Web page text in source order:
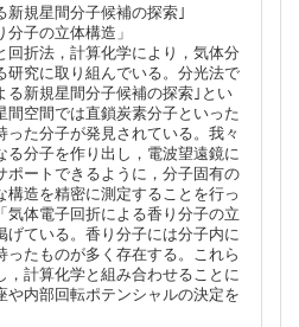
新規星間分子候補の探索｣
分子の立体構造」
回折法，計算化学により，気体分
研究に取り組んでいる。分光法で
る新規星間分子候補の探索｣とい
間空間では直鎖炭素分子といった
た分子が発見されている。我々
る分子を作り出し，電波望遠鏡に
ポートできるように，分子固有の
構造を精密に測定することを行っ
気体電子回折による香り分子の立
げている。香り分子には分子内に
たものが多く存在する。これら
，計算化学と組み合わせることに
や内部回転ポテンシャルの決定を